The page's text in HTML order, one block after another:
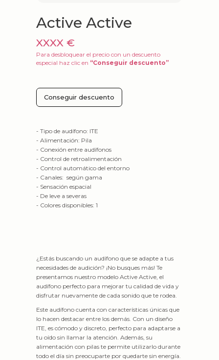
Active Active
XXXX €
Para desbloquear el precio con un descuento
especial haz clic en “Conseguir descuento”
Conseguir descuento
- Tipo de audífono: ITE
- Alimentación: Pila
- Conexión entre audífonos
- Control de retroalimentación
- Control automático del entorno
- Canales: según gama
- Sensación espacial
- De leve a severas
- Colores disponibles: 1
¿Estás buscando un audífono que se adapte a tus
necesidades de audición? ¡No busques más! Te
presentamos nuestro modelo Active Active, el
audífono perfecto para mejorar tu calidad de vida y
disfrutar nuevamente de cada sonido que te rodea.
Este audífono cuenta con características únicas que
lo hacen destacar entre los demás. Con un diseño
ITE, es cómodo y discreto, perfecto para adaptarse a
tu oído sin llamar la atención. Además, su
alimentación con pilas te permite utilizarlo durante
todo el día sin preocuparte por quedarte sin energía.